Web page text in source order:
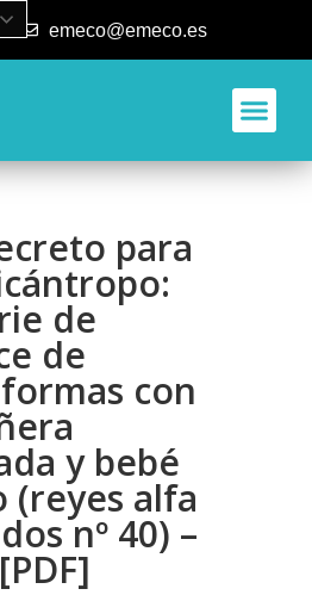
emeco@emeco.es
para
de
de
con
y bebé
(reyes alfa
nº 40) –